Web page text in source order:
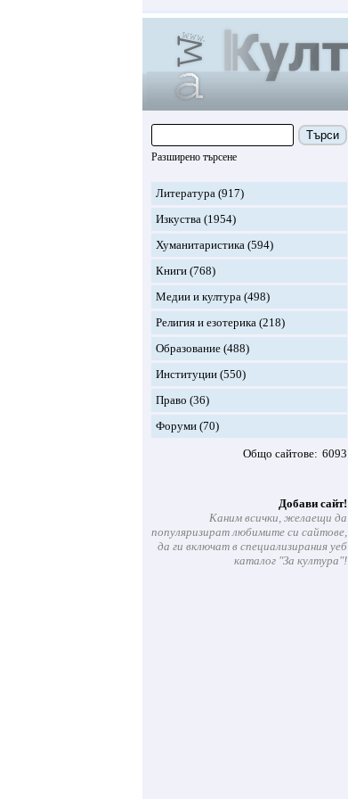
Търси
Разширено търсене
Литература (917)
Изкуства (1954)
Хуманитаристика (594)
Книги (768)
Медии и култура (498)
Религия и езотерика (218)
Образование (488)
Институции (550)
Право (36)
Форуми (70)
Общо сайтове 6093
Добави сайт!
Каним всички, желаещи да
популяризират любимите си сайтове,
да ги включат в специализирания уеб
каталог "За култура"!